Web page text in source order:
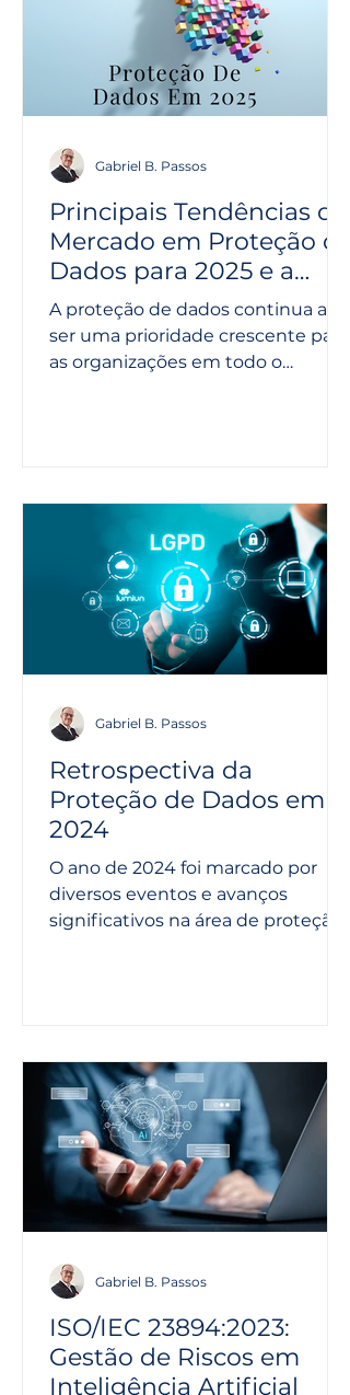
Principais Tendências de
Mercado em Proteção de
Dados para 2025 e a
Importância do
Compliance
A proteção de dados continua a
ser uma prioridade crescente para
as organizações em todo o
Gabriel B. Passos
Retrospectiva da
Proteção de Dados em
2024
O ano de 2024 foi marcado por
diversos eventos e avanços
significativos na área de proteção
Gabriel B. Passos
ISO/IEC 23894:2023:
Gestão de Riscos em
Inteligência Artificial
Gabriel B. Passos